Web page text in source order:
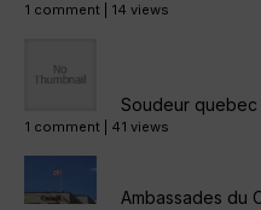
1 comment 14 views
Soudeur quebec
1 comment 41 views
Ambassades du